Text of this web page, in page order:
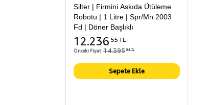
Silter | Firmini Askıda Ütüleme
Robotu | 1 Litre | Spr/Mn 2003
Fd | Döner Başlıklı
12.236 55 TL
Önceki Fiyat:14.395 94 TL
Sepete Ekle